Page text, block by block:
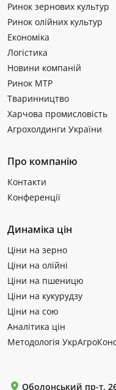
Ринок зернових культур
Ринок олійних культур
Економіка
Логістика
Новини компаній
Ринок МТР
Тваринництво
Харчова промисловість
Агрохолдинги України
Про компанію
Контакти
Конференції
Динаміка цін
Ціни на зерно
Ціни на олійні
Ціни на пшеницю
Ціни на кукурудзу
Ціни на сою
Аналітика цін
Методологія
Оболонський пр-т,